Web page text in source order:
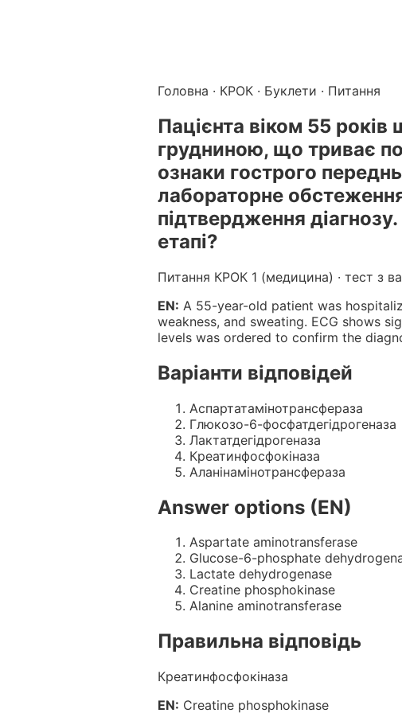
Головна · КРОК · Буклети · Питання
Пацiєнта вiком 55 рокiв
грудниною, що триває
ознаки гострого
лабораторне
пiдтвердження
етапi?
Питання КРОК 1 (медицина) · тест з
EN: A 55-year-old patient was
weakness, and sweating. ECG shows
levels was ordered to confirm the
Варіанти відповідей
Аспартатамiнотрансфераза
Глюкозо-6-фосфатдегiдрогеназа
Лактатдегiдрогеназа
Креатинфосфокiназа
Аланiнамiнотрансфераза
Answer options (EN)
Aspartate aminotransferase
Glucose-6-phosphate
Lactate dehydrogenase
Creatine phosphokinase
Alanine aminotransferase
Правильна відповідь
Креатинфосфокiназа
EN: Creatine phosphokinase